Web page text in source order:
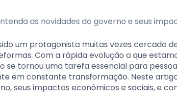
um protagonista muitas vezes cercado
Com a rápida evolução a que
se tornou uma tarefa essencial para
em constante transformação. Neste
seus impactos econômicos e sociais, e